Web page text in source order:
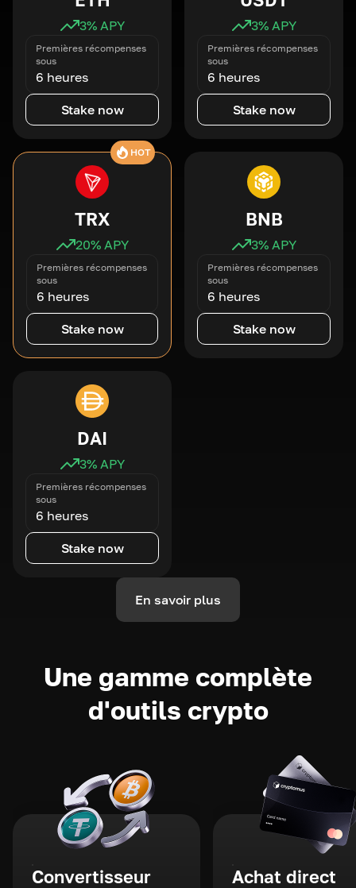
3% APY
Premières récompenses
sous
6 heures
Stake now
3% APY
Premières récompenses
sous
6 heures
Stake now
HOT
TRX
20% APY
Premières récompenses
sous
6 heures
Stake now
BNB
3% APY
Premières récompenses
sous
6 heures
Stake now
DAI
3% APY
Premières récompenses
sous
6 heures
Stake now
En savoir plus
Une gamme complète
d'outils crypto
Convertisseur Achat direct